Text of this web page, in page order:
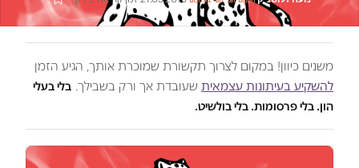
משנים כיוון! במקום לצרוך תקשורת שמוכרת אותך, הגיע הזמן
להשקיע בעיתונות עצמאית שעובדת אך ורק בשבילך. בלי בעלי
הון. בלי פרסומות. בלי בולשיט.